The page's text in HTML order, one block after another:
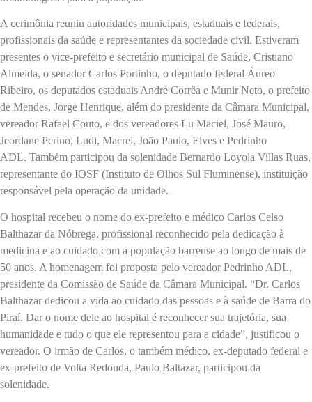
A cerimônia reuniu autoridades municipais, estaduais e federais,
profissionais da saúde e representantes da sociedade civil. Estiveram
presentes o vice-prefeito e secretário municipal de Saúde, Cristiano
Almeida, o senador Carlos Portinho, o deputado federal Áureo
Ribeiro, os deputados estaduais André Corrêa e Munir Neto, o prefeito
de Mendes, Jorge Henrique, além do presidente da Câmara Municipal,
vereador Rafael Couto, e dos vereadores Lu Maciel, José Mauro,
Jeordane Perino, Ludi, Macrei, João Paulo, Elves e Pedrinho
ADL. Também participou da solenidade Bernardo Loyola Villas Ruas,
representante do IOSF (Instituto de Olhos Sul Fluminense), instituição
responsável pela operação da unidade.
O hospital recebeu o nome do ex-prefeito e médico Carlos Celso
Balthazar da Nóbrega, profissional reconhecido pela dedicação à
medicina e ao cuidado com a população barrense ao longo de mais de
50 anos. A homenagem foi proposta pelo vereador Pedrinho ADL,
presidente da Comissão de Saúde da Câmara Municipal. “Dr. Carlos
Balthazar dedicou a vida ao cuidado das pessoas e à saúde de Barra do
Piraí. Dar o nome dele ao hospital é reconhecer sua trajetória, sua
humanidade e tudo o que ele representou para a cidade”, justificou o
vereador. O irmão de Carlos, o também médico, ex-deputado federal e
ex-prefeito de Volta Redonda, Paulo Baltazar, participou da
solenidade.